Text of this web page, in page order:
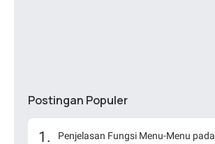
Postingan Populer
Penjelasan Fungsi Menu-Menu pada